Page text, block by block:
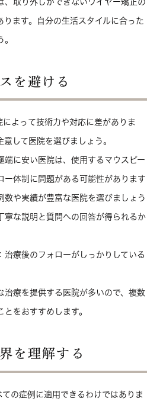
ります。自分の生活スタイルに合った
を避ける
によって技術力や対応に差がありま
して医院を選びましょう。
端に安い医院は、使用するマウスピー
ー体制に問題がある可能性があります
数や実績が豊富な医院を選びましょう
寧な説明と質問への回答が得られるか
治療後のフォローがしっかりしている
治療を提供する医院が多いので、複数
をおすすめします。
を理解する
ての症例に適用できるわけではありま